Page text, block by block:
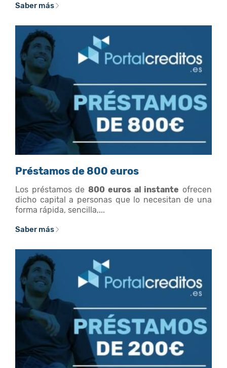
Saber más
Préstamos de 800 euros
Los préstamos de800 euros al instante ofrecen
dicho capital a personas que lo necesitan de una
forma rápida, sencilla,...
Saber más